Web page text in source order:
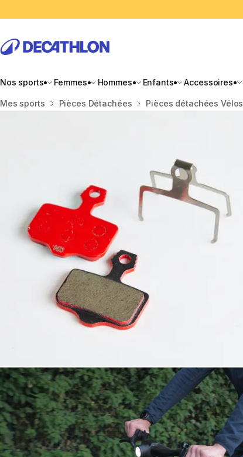
Nos sports Femmes Hommes Enfants Accessoires
Accueil
Mes sports Pièces Détachées Pièces détachées Vélos